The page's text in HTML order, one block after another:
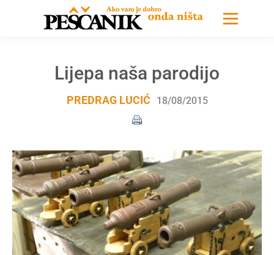
Lijepa naša parodijo
PREDRAG LUCIĆ 18/08/2015